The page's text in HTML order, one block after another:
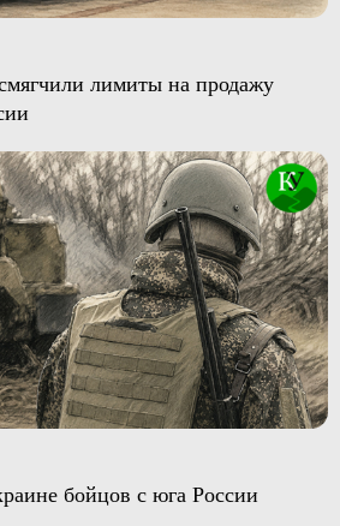
лимиты на продажу
бойцов с юга России